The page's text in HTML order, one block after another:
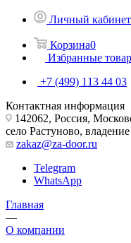
Личный кабинет
Корзина0
Избранные
+7 (499) 113 44 03
Контактная информация
142062, Россия,
село Растуново,
zakaz@za-door.ru
Telegram
WhatsApp
Главная
—
О компании